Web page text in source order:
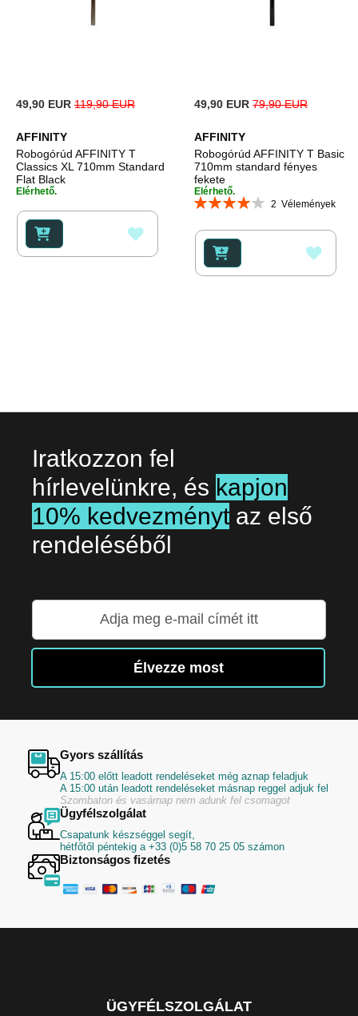
Special
Price
49,90 EUR 119,90 EUR
AFFINITY
Robogórúd AFFINITY T
Classics XL 710mm Standard
Flat Black
Elérhető.
HOZZÁADÁS
A
Special
Price
49,90 EUR 79,90 EUR
AFFINITY
Robogórúd AFFINITY T Basic
710mm standard fényes
fekete
Elérhető.
Rating:
2Vélemények
A
Iratkozzon fel
hírlevelünkre, és kapjon
10% kedvezményt az első
rendeléséből
hírlevelünkre:
Élvezze most
Gyors szállítás
A 15:00 előtt leadott rendeléseket még aznap feladjuk
A 15:00 után leadott rendeléseket másnap reggel adjuk fel
Szombaton és vasárnap nem adunk fel csomagot
Ügyfélszolgálat
Csapatunk készséggel segít,
hétfőtől péntekig a +33 (0)5 58 70 25 05 számon
Biztonságos fizetés
ÜGYFÉLSZOLGÁLAT